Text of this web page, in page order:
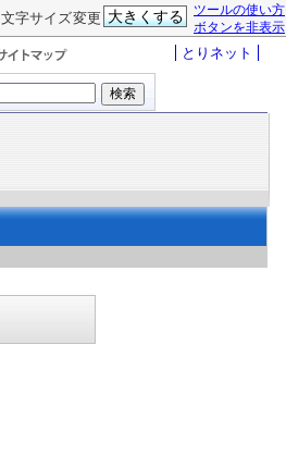
ツールの使い方
ボタンを非表示
文字サイズ変更 大きくする
とりネット